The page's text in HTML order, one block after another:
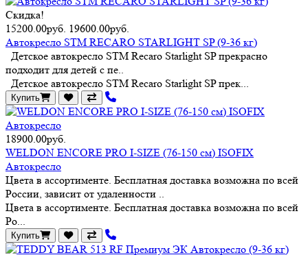
Скидка!
15200.00руб. 19600.00руб.
Автокресло STM RECARO STARLIGHT SP (9-36 кг)
Детское автокресло STM Recaro Starlight SP прекрасно
подходит для детей с пе..
Детское автокресло STM Recaro Starlight SP прек...
Купить
18900.00руб.
WELDON ENCORE PRO I-SIZE (76-150 см) ISOFIX
Автокресло
Цвета в ассортименте. Бесплатная доставка возможна по всей
России, зависит от удаленности ..
Цвета в ассортименте. Бесплатная доставка возможна по всей
Ро...
Купить